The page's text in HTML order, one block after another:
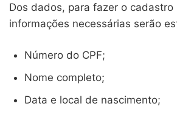
Dos dados, para fazer o cadastro
informações necessárias serão
Número do CPF;
Nome completo;
Data e local de nascimento;